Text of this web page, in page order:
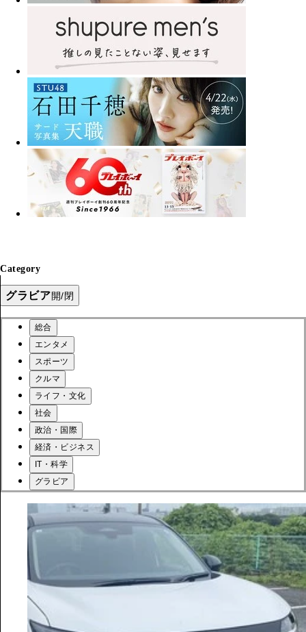
Category
グラビア開/閉
総合
エンタメ
スポーツ
クルマ
ライフ・文化
社会
政治・国際
経済・ビジネス
IT・科学
グラビア